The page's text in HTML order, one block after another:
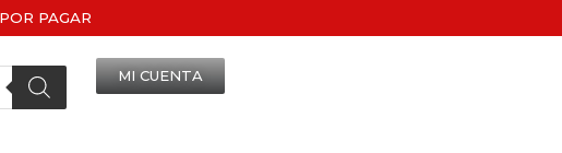
PAGAR
MI CUENTA